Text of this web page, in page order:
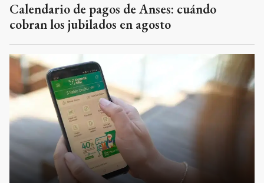
Calendario de pagos de Anses: cuándo
cobran los jubilados en agosto